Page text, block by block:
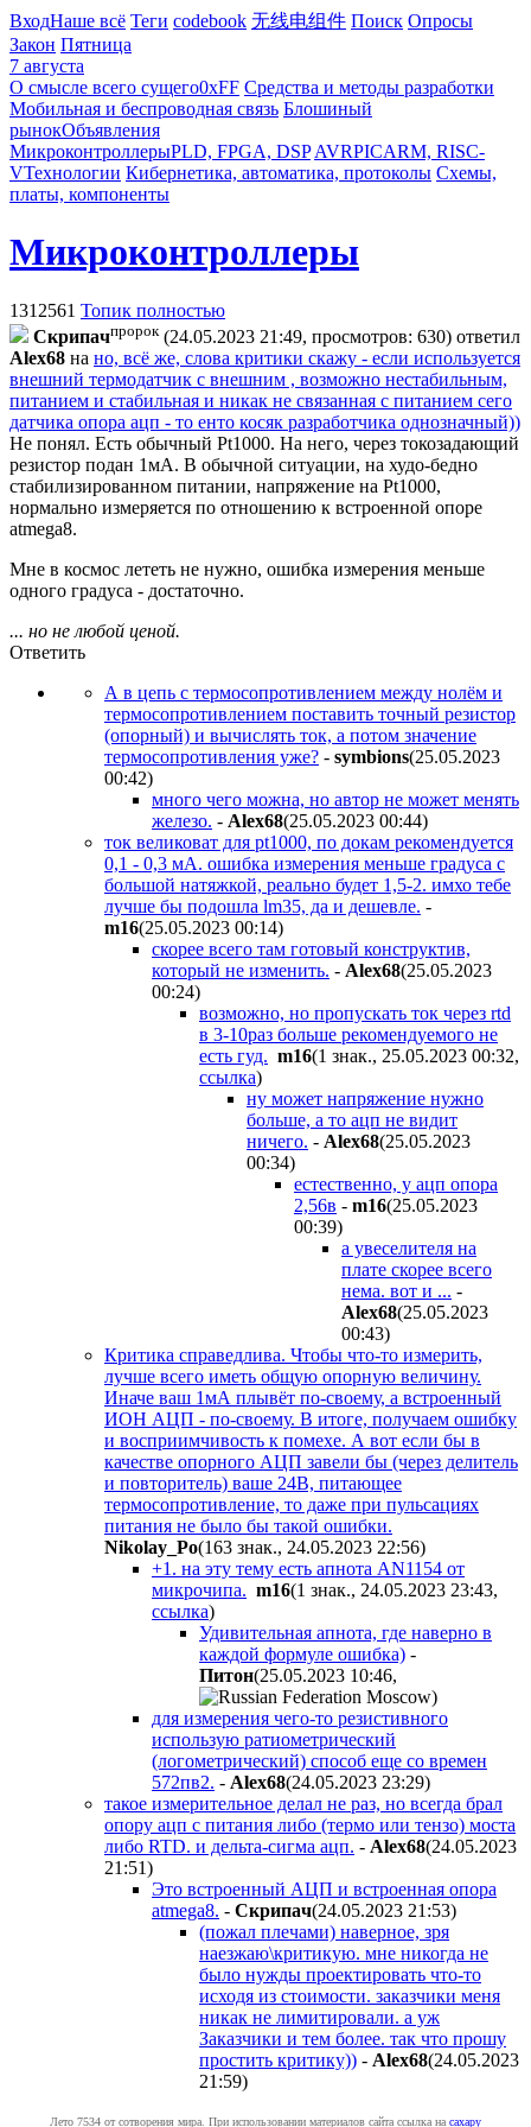
ВходНаше всё Теги codebook 无线电组件 Поиск Опросы
Закон Пятница
7 августа
О смысле всего сущего0xFF Средства и методы разработки
Мобильная и беспроводная связь Блошиный
рынокОбъявления
МикроконтроллерыPLD, FPGA, DSP AVRPICARM, RISC-
VТехнологии Кибернетика, автоматика, протоколы Схемы,
платы, компоненты
Микроконтроллеры
1312561 Топик полностью
Cкpипaчпророк (24.05.2023 21:49, просмотров: 630) ответил
Alex68 на но, всё же, слова критики скажу - если используется
внешний термодатчик с внешним , возможно нестабильным,
питанием и стабильная и никак не связанная с питанием сего
датчика опора ацп - то енто косяк разработчика однозначный))
Не понял. Есть обычный Pt1000. На него, через токозадающий
резистор подан 1мА. В обычной ситуации, на худо-бедно
стабилизированном питании, напряжение на Pt1000,
нормально измеряется по отношению к встроенной опоре
atmega8.
Мне в космос лететь не нужно, ошибка измерения меньше
одного градуса - достаточно.
... но не любой ценой.
Ответить
А в цепь с термосопротивлением между нолём и
термосопротивлением поставить точный резистор
(опорный) и вычислять ток, а потом значение
термосопротивления уже? - symbions(25.05.2023
00:42)
много чего можна, но автор не может менять
железо. - Alex68(25.05.2023 00:44)
ток великоват для pt1000, по докам рекомендуется
0,1 - 0,3 мА. ошибка измерения меньше градуса с
большой натяжкой, реально будет 1,5-2. имхо тебе
лучше бы подошла lm35, да и дешевле. -
m16(25.05.2023 00:14)
скорее всего там готовый конструктив,
который не изменить. - Alex68(25.05.2023
00:24)
возможно, но пропускать ток через rtd
в 3-10раз больше рекомендуемого не
есть гуд. m16(1 знак., 25.05.2023 00:32,
ссылка)
ну может напряжение нужно
больше, а то ацп не видит
ничего. - Alex68(25.05.2023
00:34)
естественно, у ацп опора
2,56в - m16(25.05.2023
00:39)
а увеселителя на
плате скорее всего
нема. вот и ... -
Alex68(25.05.2023
00:43)
Критика справедлива. Чтобы что-то измерить,
лучше всего иметь общую опорную величину.
Иначе ваш 1мА плывёт по-своему, а встроенный
ИОН АЦП - по-своему. В итоге, получаем ошибку
и восприимчивость к помехе. А вот если бы в
качестве опорного АЦП завели бы (через делитель
и повторитель) ваше 24В, питающее
термосопротивление, то даже при пульсациях
питания не было бы такой ошибки.
Nikolay_Po(163 знак., 24.05.2023 22:56)
+1. на эту тему есть апнота AN1154 от
микрочипа. m16(1 знак., 24.05.2023 23:43,
ссылка)
Удивительная апнота, где наверно в
каждой формуле ошибка) -
Питoн(25.05.2023 10:46,
)
для измерения чего-то резистивного
использую ратиометрический
(логометрический) способ еще со времен
572пв2. - Alex68(24.05.2023 23:29)
такое измерительное делал не раз, но всегда брал
опору ацп с питания либо (термо или тензо) моста
либо RTD. и дельта-сигма ацп. - Alex68(24.05.2023
21:51)
Это встроенный АЦП и встроенная опора
atmega8. - Cкpипaч(24.05.2023 21:53)
(пожал плечами) наверное, зря
наезжаю\критикую. мне никогда не
было нужды проектировать что-то
исходя из стоимости. заказчики меня
никак не лимитировали. а уж
Заказчики и тем более. так что прошу
простить критику)) - Alex68(24.05.2023
21:59)
Лето 7534 от сотворения мира. При использовании материалов сайта ссылка на caxapу